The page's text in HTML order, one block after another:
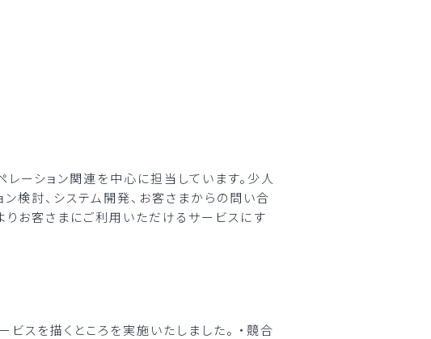
ーション関連を中心に担当しています。少人
検討、システム開発、お客さまからの問い合
お客さまにご利用いただけるサービスにす
スを描くところを実施いたしました。 ・競合